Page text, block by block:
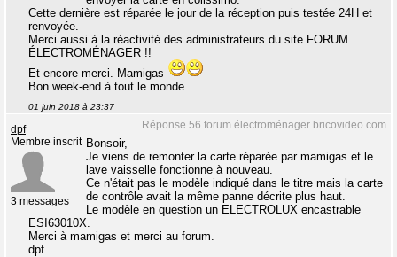
Cette dernière est réparée le jour de la réception puis testée 24H et
renvoyée.
Merci aussi à la réactivité des administrateurs du site FORUM
ÉLECTROMÉNAGER !!
Et encore merci. Mamigas
Bon week-end à tout le monde.
01 juin 2018 à 23:37
Réponse 56 forum électroménager bricovideo.com
dpf
Membre inscrit
3 messages
Bonsoir,
Je viens de remonter la carte réparée par mamigas et le
lave vaisselle fonctionne à nouveau.
Ce n'était pas le modèle indiqué dans le titre mais la carte
de contrôle avait la même panne décrite plus haut.
Le modèle en question un ELECTROLUX encastrable
ESI63010X.
Merci à mamigas et merci au forum.
dpf